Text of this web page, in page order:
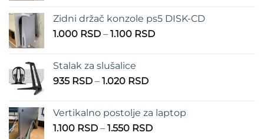
555 RSD
do
Zidni držač konzole ps5 DISK-CD
1.000 RSD – 1.100 RSDRaspon
Stalak za slušalice
935 RSD – 1.020 RSDRaspon
935 RSD
do
Vertikalno postolje za laptop
1.100 RSD – 1.550 RSDRaspon